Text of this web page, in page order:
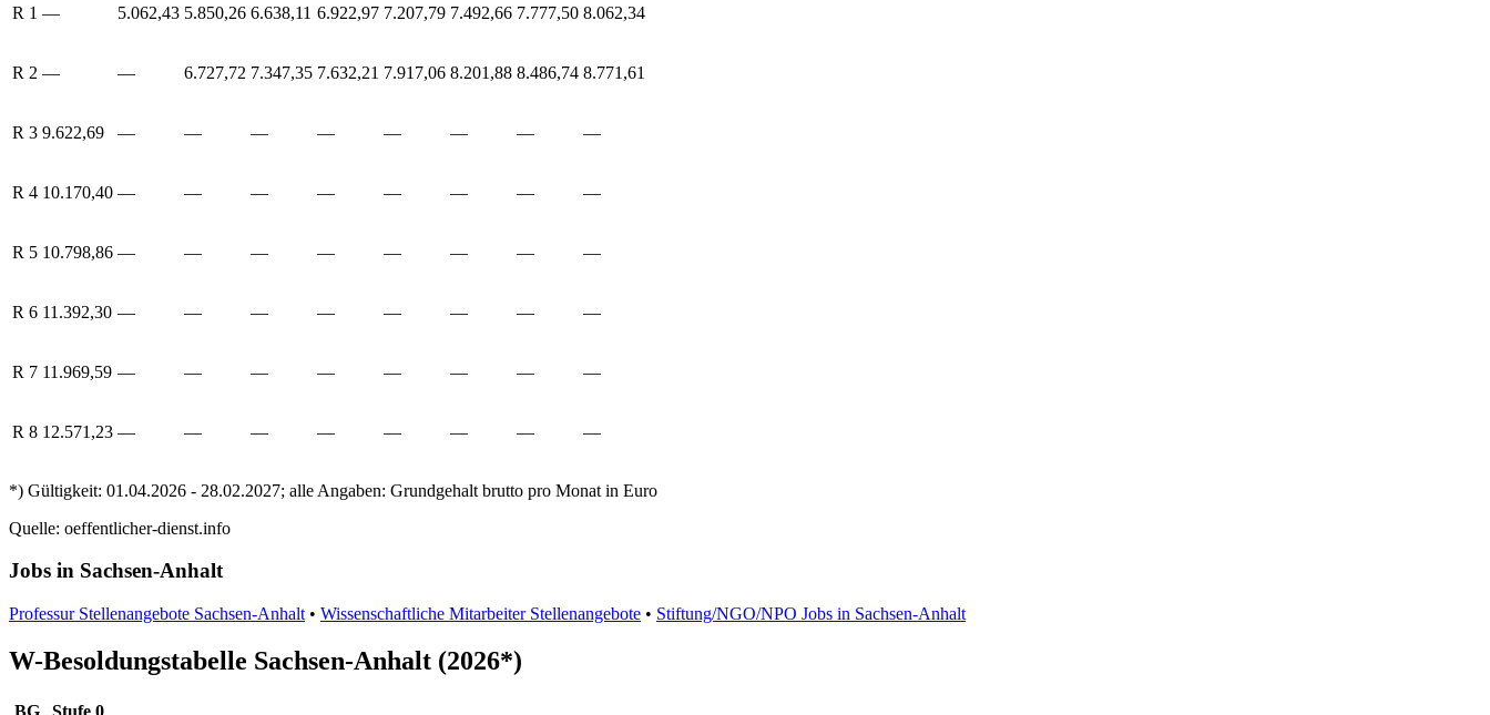
R 1 — 5.062,43 5.850,26 6.638,11 6.922,97 7.207,79 7.492,66 7.777,50 8.062,34
R 2 — — 6.727,72 7.347,35 7.632,21 7.917,06 8.201,88 8.486,74 8.771,61
R 3 9.622,69 — — — — — — — —
R 4 10.170,40 — — — — — — — —
R 5 10.798,86 — — — — — — — —
R 6 11.392,30 — — — — — — — —
R 7 11.969,59 — — — — — — — —
R 8 12.571,23 — — — — — — — —
*) Gültigkeit: 01.04.2026 - 28.02.2027; alle Angaben: Grundgehalt brutto pro Monat in Euro
Quelle: oeffentlicher-dienst.info
Jobs in Sachsen-Anhalt
Professur Stellenangebote Sachsen-Anhalt • Wissenschaftliche Mitarbeiter Stellenangebote • Stiftung/NGO/NPO Jobs in Sachsen-Anhalt
W-Besoldungstabelle Sachsen-Anhalt (2026*)
BG Stufe 0